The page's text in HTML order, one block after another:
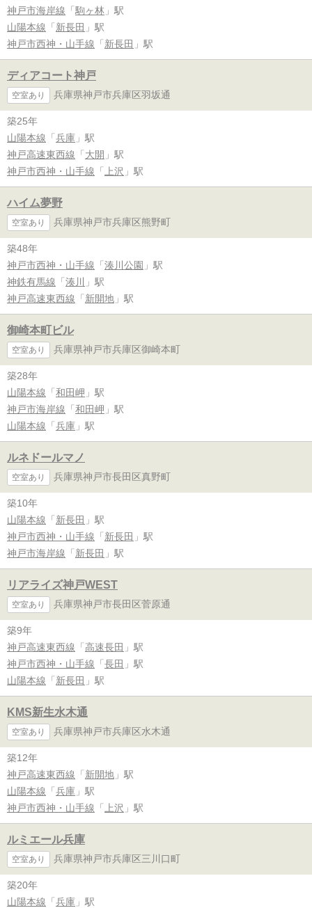
神戸市海岸線 「 駒ヶ林 」駅
山陽本線 「 新長田 」駅
神戸市西神・山手線 「 新長田 」駅
ディアコート神戸
空室あり 兵庫県神戸市兵庫区羽坂通
築25年
山陽本線 「 兵庫 」駅
神戸高速東西線 「 大開 」駅
神戸市西神・山手線 「 上沢 」駅
ハイム夢野
空室あり 兵庫県神戸市兵庫区熊野町
築48年
神戸市西神・山手線 「 湊川公園 」駅
神鉄有馬線 「 湊川
」駅
神戸高速東西線 「 新開地 」駅
御崎本町ビル
空室あり 兵庫県神戸市兵庫区御崎本町
築28年
山陽本線 「 和田岬 」駅
神戸市海岸線 「 和田岬 」駅
山陽本線 「 兵庫 」駅
ルネドールマノ
空室あり 兵庫県神戸市長田区真野町
築10年
山陽本線 「 新長田 」駅
神戸市西神・山手線 「 新長田 」駅
神戸市海岸線 「 新長田 」駅
リアライズ神戸WEST
空室あり 兵庫県神戸市長田区菅原通
築9年
神戸高速東西線 「 高速長田 」駅
神戸市西神・山手線 「 長田 」駅
山陽本線 「 新長田 」駅
KMS新生水木通
空室あり 兵庫県神戸市兵庫区水木通
築12年
神戸高速東西線 「 新開地 」駅
山陽本線 「 兵庫 」駅
神戸市西神・山手線 「 上沢 」駅
ルミエール兵庫
空室あり 兵庫県神戸市兵庫区三川口町
築20年
山陽本線 「 兵庫 」駅